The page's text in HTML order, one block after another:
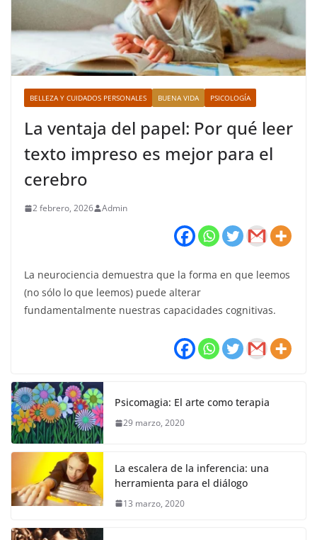
BELLEZA Y CUIDADOS PERSONALES BUENA VIDA PSICOLOGÍA
La ventaja del papel: Por qué leer
texto impreso es mejor para el
cerebro
2 febrero, 2026 Admin
La neurociencia demuestra que la forma en que leemos
(no sólo lo que leemos) puede alterar
fundamentalmente nuestras capacidades cognitivas.
Psicomagia: El arte como terapia
29 marzo, 2020
La escalera de la inferencia: una
herramienta para el diálogo
13 marzo, 2020